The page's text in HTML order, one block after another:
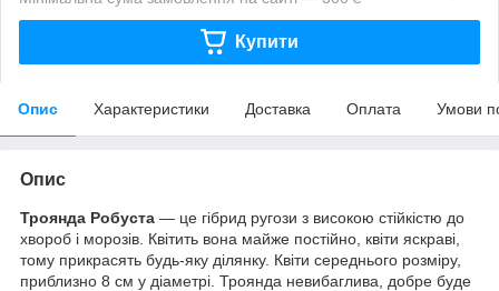
Купити
Опис Характеристики Доставка Оплата Умови
Опис
Троянда Робуста — це гібрид ругози з високою стійкістю до
хвороб і морозів. Квітить вона майже постійно, квіти яскраві,
тому прикрасять будь-яку ділянку. Квіти середнього розміру,
приблизно 8 см у діаметрі. Троянда невибаглива, добре буде